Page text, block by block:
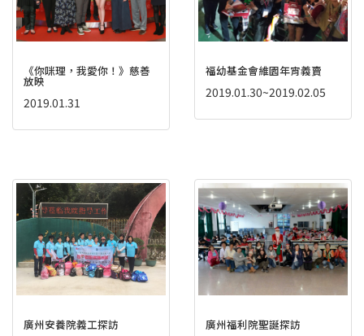
《你咪理，我愛你！》慈善
放映
2019.01.31
福幼基金會維園年宵義賣
2019.01.30~2019.02.05
廣州安養院義工探訪 廣州福利院聖誕探訪